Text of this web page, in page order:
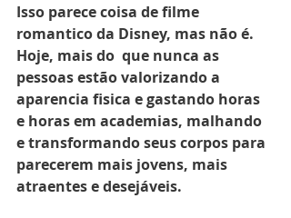
Isso parece coisa de filme
romantico da Disney, mas não é.
Hoje, mais do  que nunca as
pessoas estão valorizando a
aparencia fisica e gastando horas
e horas em academias, malhando
e transformando seus corpos para
parecerem mais jovens, mais
atraentes e desejáveis.